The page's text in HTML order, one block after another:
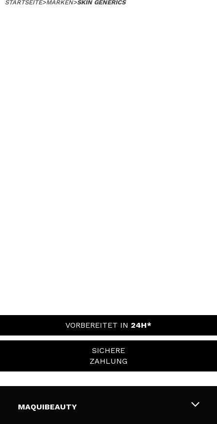
STARTSEITE>MARKEN>SKIN GENERICS
VORBEREITET IN 24H*
SICHERE
ZAHLUNG
MAQUIBEAUTY